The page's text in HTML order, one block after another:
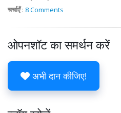
चर्चाएँ: 8 Comments
ओपनशॉट का समर्थन करें
अभी दान कीजिए!